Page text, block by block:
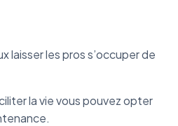
laisser les pros s’occuper de
la vie vous pouvez opter